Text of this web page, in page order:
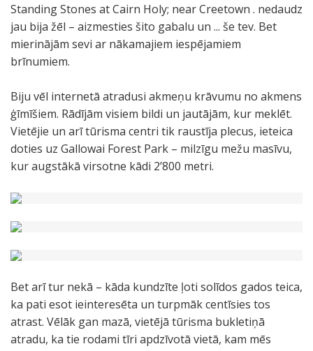
Standing Stones at Cairn Holy; near Creetown . nedaudz
jau bija žēl – aizmesties šito gabalu un ... še tev. Bet
mierinājām sevi ar nākamajiem iespējamiem
brīnumiem.
Biju vēl internetā atradusi akmeņu krāvumu no akmens
ģīmīšiem. Rādījām visiem bildi un jautājām, kur meklēt.
Vietējie un arī tūrisma centri tik raustīja plecus, ieteica
doties uz Gallowai Forest Park – milzīgu mežu masīvu,
kur augstākā virsotne kādi 2’800 metri.
Bet arī tur nekā – kāda kundzīte ļoti solīdos gados teica,
ka pati esot ieinteresēta un turpmāk centīsies tos
atrast. Vēlāk gan mazā, vietējā tūrisma bukletiņā
atradu, ka tie rodami tīri apdzīvotā vietā, kam mēs